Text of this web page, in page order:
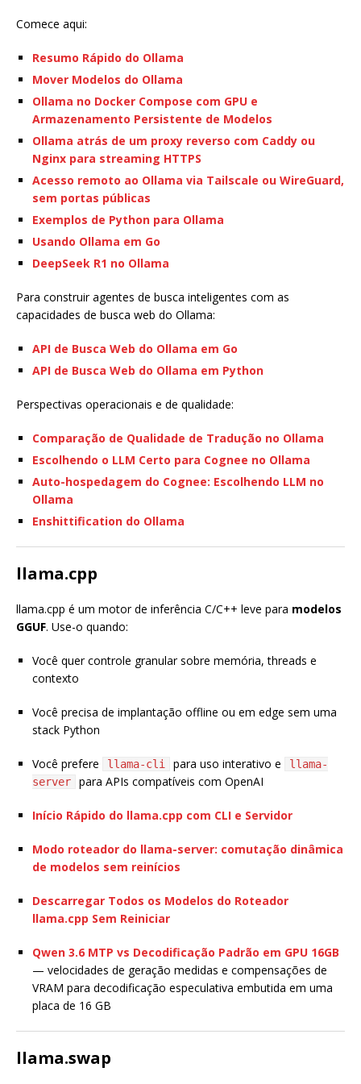
Comece aqui:
Resumo Rápido do Ollama
Mover Modelos do Ollama
Ollama no Docker Compose com GPU e
Armazenamento Persistente de Modelos
Ollama atrás de um proxy reverso com Caddy ou
Nginx para streaming HTTPS
Acesso remoto ao Ollama via Tailscale ou WireGuard,
sem portas públicas
Exemplos de Python para Ollama
Usando Ollama em Go
DeepSeek R1 no Ollama
Para construir agentes de busca inteligentes com as
capacidades de busca web do Ollama:
API de Busca Web do Ollama em Go
API de Busca Web do Ollama em Python
Perspectivas operacionais e de qualidade:
Comparação de Qualidade de Tradução no Ollama
Escolhendo o LLM Certo para Cognee no Ollama
Auto-hospedagem do Cognee: Escolhendo LLM no
Ollama
Enshittification do Ollama
llama.cpp
llama.cpp é um motor de inferência C/C++ leve para modelos
GGUF. Use-o quando:
Você quer controle granular sobre memória, threads e
contexto
Você precisa de implantação offline ou em edge sem uma
stack Python
Você prefere llama-cli para uso interativo e
llama-
server
para APIs compatíveis com OpenAI
Início Rápido do llama.cpp com CLI e Servidor
Modo roteador do llama-server: comutação dinâmica
de modelos sem reinícios
Descarregar Todos os Modelos do Roteador
llama.cpp Sem Reiniciar
Qwen 3.6 MTP vs Decodificação Padrão em GPU 16GB
— velocidades de geração medidas e compensações de
VRAM para decodificação especulativa embutida em uma
placa de 16 GB
llama.swap